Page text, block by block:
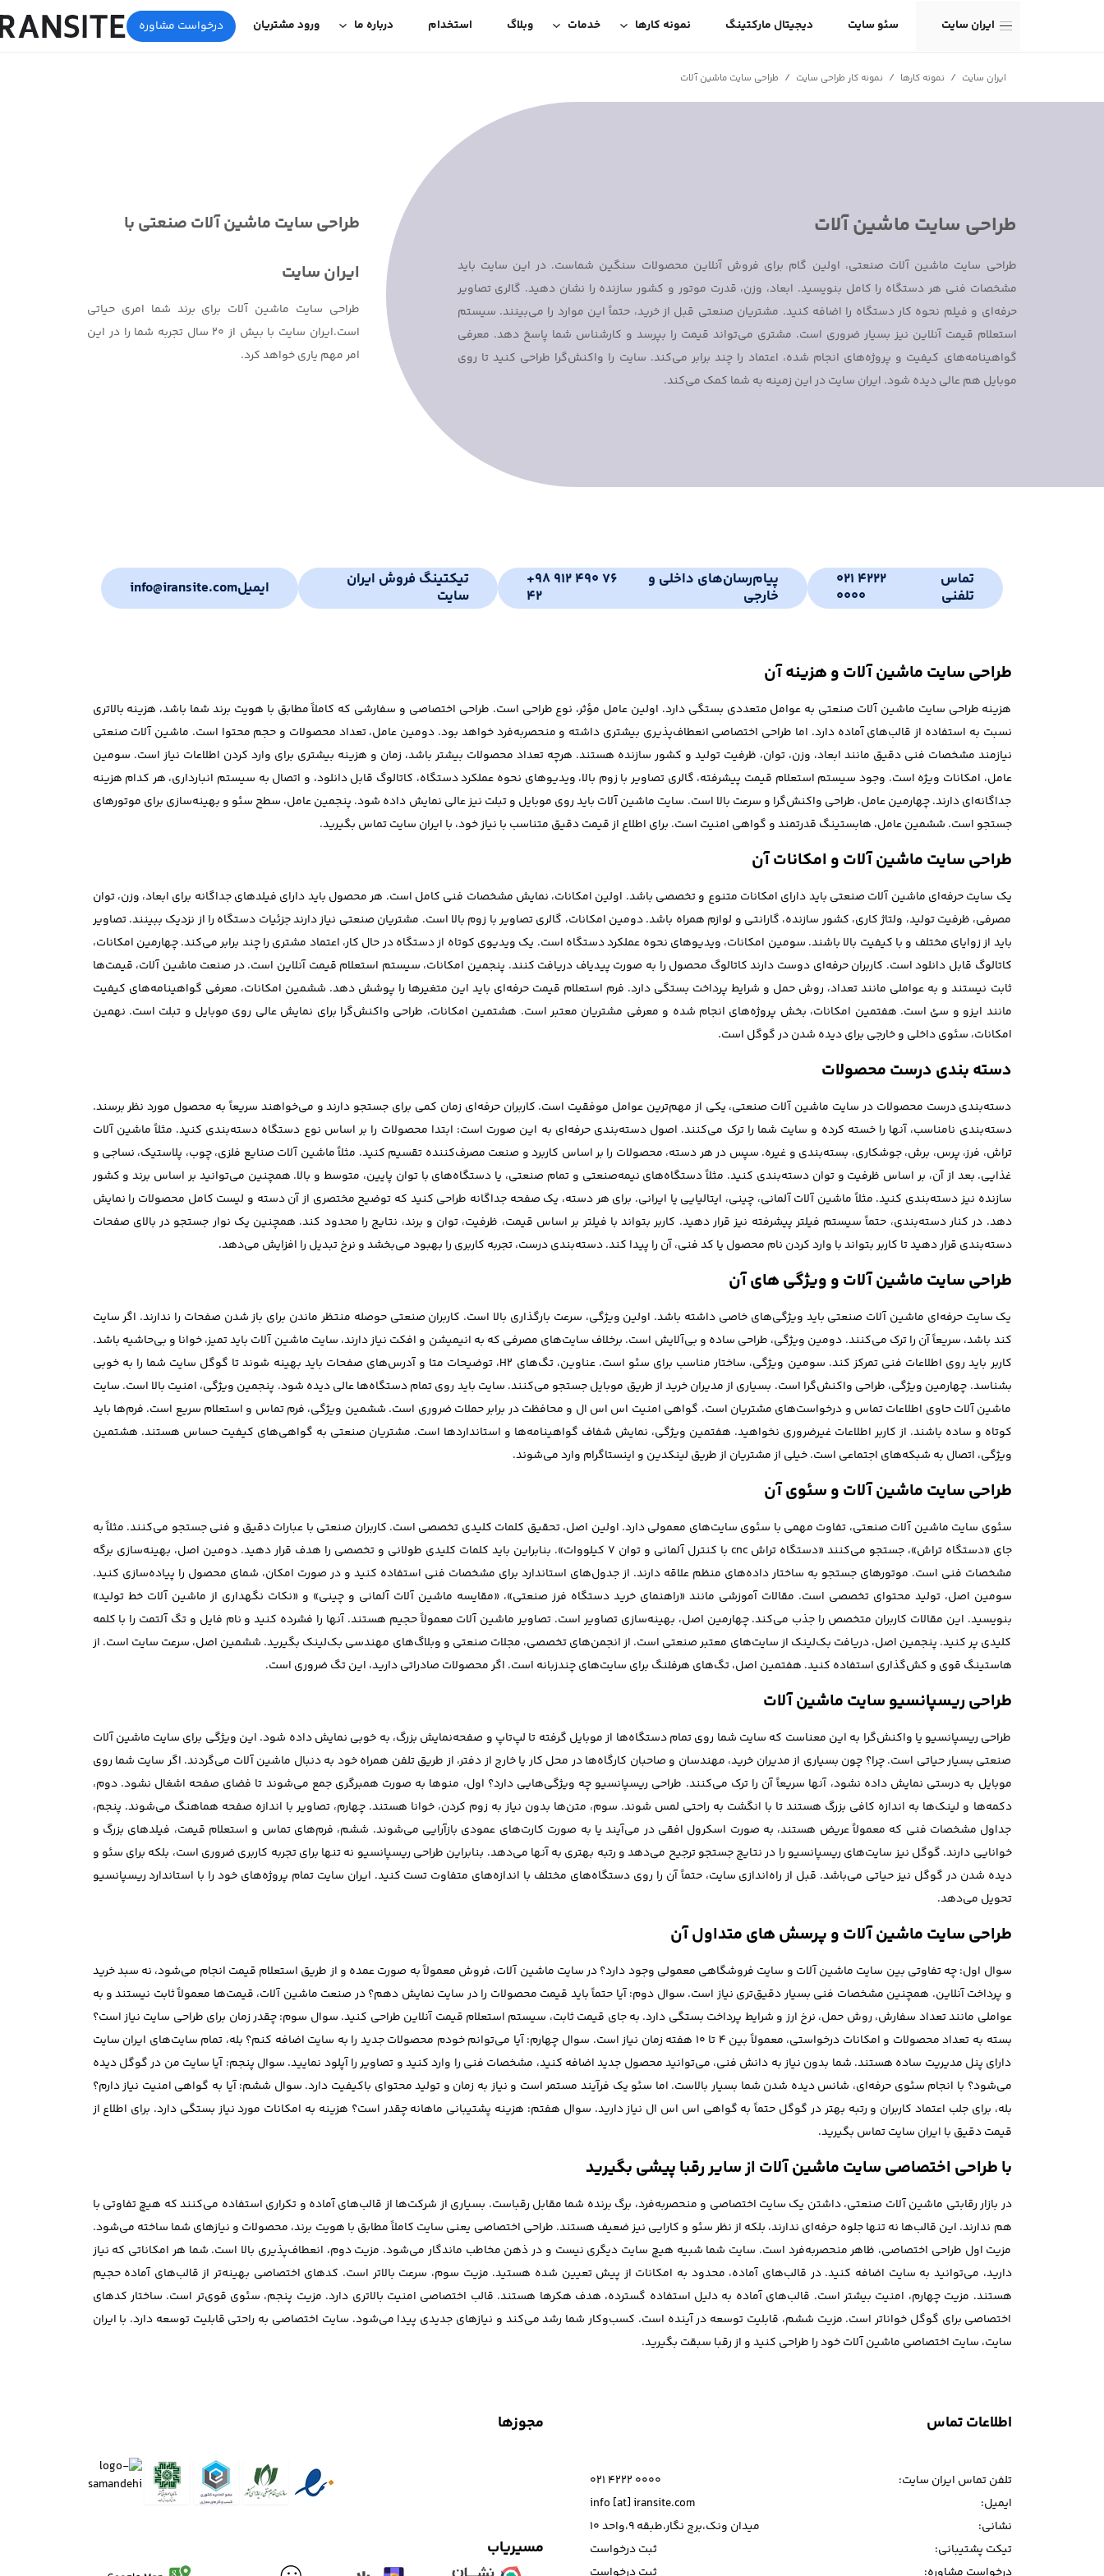
ایران سایت سئو سایت دیجیتال مارکتینگ نمونه کارها خدمات وبلاگ استخدام درباره ما ورود مشتریان درخواست مشاوره
ایران سایت / نمونه کارها / نمونه کار طراحی سایت / طراحی سایت ماشین آلات
طراحی سایت ماشین آلات
طراحی سایت ماشین آلات صنعتی، اولین گام برای فروش آنلاین محصولات سنگین شماست. در این سایت باید
مشخصات فنی هر دستگاه را کامل بنویسید. ابعاد، وزن، قدرت موتور و کشور سازنده را نشان دهید. گالری تصاویر
حرفه‌ای و فیلم نحوه کار دستگاه را اضافه کنید. مشتریان صنعتی قبل از خرید، حتماً این موارد را می‌بینند. سیستم
استعلام قیمت آنلاین نیز بسیار ضروری است. مشتری می‌تواند قیمت را بپرسد و کارشناس شما پاسخ دهد. معرفی
گواهینامه‌های کیفیت و پروژه‌های انجام شده، اعتماد را چند برابر می‌کند. سایت را واکنش‌گرا طراحی کنید تا روی
موبایل هم عالی دیده شود. ایران سایت در این زمینه به شما کمک می‌کند.
طراحی سایت ماشین آلات صنعتی با
ایران سایت
طراحی سایت ماشین آلات برای برند شما امری حیاتی
است.ایران سایت با بیش از 20 سال تجربه شما را در این
امر مهم یاری خواهد کرد.
تماس
تلفنی
021 4222
0000
پیام‌رسان‌های داخلی و
خارجی
+98 912 490 76
42
تیکتینگ فروش ایران
سایت
ایمیلinfo@iransite.com
طراحی سایت ماشین آلات و هزینه آن
هزینه طراحی سایت ماشین آلات صنعتی به عوامل متعددی بستگی دارد. اولین عامل مؤثر، نوع طراحی است. طراحی اختصاصی و سفارشی که کاملاً مطابق با هویت برند شما باشد، هزینه بالاتری
نسبت به استفاده از قالب‌های آماده دارد. اما طراحی اختصاصی انعطاف‌پذیری بیشتری داشته و منحصربه‌فرد خواهد بود. دومین عامل، تعداد محصولات و حجم محتوا است. ماشین آلات صنعتی
نیازمند مشخصات فنی دقیق مانند ابعاد، وزن، توان، ظرفیت تولید و کشور سازنده هستند. هرچه تعداد محصولات بیشتر باشد، زمان و هزینه بیشتری برای وارد کردن اطلاعات نیاز است. سومین
عامل، امکانات ویژه است. وجود سیستم استعلام قیمت پیشرفته، گالری تصاویر با زوم بالا، ویدیوهای نحوه عملکرد دستگاه، کاتالوگ قابل دانلود، و اتصال به سیستم انبارداری، هر کدام هزینه
جداگانه‌ای دارند. چهارمین عامل، طراحی واکنش‌گرا و سرعت بالا است. سایت ماشین آلات باید روی موبایل و تبلت نیز عالی نمایش داده شود. پنجمین عامل، سطح سئو و بهینه‌سازی برای موتورهای
جستجو است. ششمین عامل، هابستینگ قدرتمند و گواهی امنیت است. برای اطلاع از قیمت دقیق متناسب با نیاز خود، با ایران سایت تماس بگیرید.
طراحی سایت ماشین آلات و امکانات آن
یک سایت حرفه‌ای ماشین آلات صنعتی باید دارای امکانات متنوع و تخصصی باشد. اولین امکانات، نمایش مشخصات فنی کامل است. هر محصول باید دارای فیلدهای جداگانه برای ابعاد، وزن، توان
مصرفی، ظرفیت تولید، ولتاژ کاری، کشور سازنده، گارانتی و لوازم همراه باشد. دومین امکانات، گالری تصاویر با زوم بالا است. مشتریان صنعتی نیاز دارند جزئیات دستگاه را از نزدیک ببینند. تصاویر
باید از زوایای مختلف و با کیفیت بالا باشند. سومین امکانات، ویدیوهای نحوه عملکرد دستگاه است. یک ویدیوی کوتاه از دستگاه در حال کار، اعتماد مشتری را چند برابر می‌کند. چهارمین امکانات،
کاتالوگ قابل دانلود است. کاربران حرفه‌ای دوست دارند کاتالوگ محصول را به صورت پیدیاف دریافت کنند. پنجمین امکانات، سیستم استعلام قیمت آنلاین است. در صنعت ماشین آلات، قیمت‌ها
ثابت نیستند و به عواملی مانند تعداد، روش حمل و شرایط پرداخت بستگی دارد. فرم استعلام قیمت حرفه‌ای باید این متغیرها را پوشش دهد. ششمین امکانات، معرفی گواهینامه‌های کیفیت
مانند ایزو و سئ است. هفتمین امکانات، بخش پروژه‌های انجام شده و معرفی مشتریان معتبر است. هشتمین امکانات، طراحی واکنش‌گرا برای نمایش عالی روی موبایل و تبلت است. نهمین
امکانات، سئوی داخلی و خارجی برای دیده شدن در گوگل است.
دسته بندی درست محصولات
دسته‌بندی درست محصولات در سایت ماشین آلات صنعتی، یکی از مهم‌ترین عوامل موفقیت است. کاربران حرفه‌ای زمان کمی برای جستجو دارند و می‌خواهند سریعاً به محصول مورد نظر برسند.
دسته‌بندی نامناسب، آنها را خسته کرده و سایت شما را ترک می‌کنند. اصول دسته‌بندی حرفه‌ای به این صورت است: ابتدا محصولات را بر اساس نوع دستگاه دسته‌بندی کنید. مثلاً ماشین آلات
تراش، فرز، پرس، برش، جوشکاری، بسته‌بندی و غیره. سپس در هر دسته، محصولات را بر اساس کاربرد و صنعت مصرف‌کننده تقسیم کنید. مثلاً ماشین آلات صنایع فلزی، چوب، پلاستیک، نساجی و
غذایی. بعد از آن، بر اساس ظرفیت و توان دسته‌بندی کنید. مثلاً دستگاه‌های نیمه‌صنعتی و تمام صنعتی، یا دستگاه‌های با توان پایین، متوسط و بالا. همچنین می‌توانید بر اساس برند و کشور
سازنده نیز دسته‌بندی کنید. مثلاً ماشین آلات آلمانی، چینی، ایتالیایی یا ایرانی. برای هر دسته، یک صفحه جداگانه طراحی کنید که توضیح مختصری از آن دسته و لیست کامل محصولات را نمایش
دهد. در کنار دسته‌بندی، حتماً سیستم فیلتر پیشرفته نیز قرار دهید. کاربر بتواند با فیلتر بر اساس قیمت، ظرفیت، توان و برند، نتایج را محدود کند. همچنین یک نوار جستجو در بالای صفحات
دسته‌بندی قرار دهید تا کاربر بتواند با وارد کردن نام محصول یا کد فنی، آن را پیدا کند. دسته‌بندی درست، تجربه کاربری را بهبود می‌بخشد و نرخ تبدیل را افزایش می‌دهد.
طراحی سایت ماشین آلات و ویژگی های آن
یک سایت حرفه‌ای ماشین آلات صنعتی باید ویژگی‌های خاصی داشته باشد. اولین ویژگی، سرعت بارگذاری بالا است. کاربران صنعتی حوصله منتظر ماندن برای باز شدن صفحات را ندارند. اگر سایت
کند باشد، سریعاً آن را ترک می‌کنند. دومین ویژگی، طراحی ساده و بی‌آلایش است. برخلاف سایت‌های مصرفی که به انیمیشن و افکت نیاز دارند، سایت ماشین آلات باید تمیز، خوانا و بی‌حاشیه باشد.
کاربر باید روی اطلاعات فنی تمرکز کند. سومین ویژگی، ساختار مناسب برای سئو است. عناوین، تگ‌های H2، توضیحات متا و آدرس‌های صفحات باید بهینه شوند تا گوگل سایت شما را به خوبی
بشناسد. چهارمین ویژگی، طراحی واکنش‌گرا است. بسیاری از مدیران خرید از طریق موبایل جستجو می‌کنند. سایت باید روی تمام دستگاه‌ها عالی دیده شود. پنجمین ویژگی، امنیت بالا است. سایت
ماشین آلات حاوی اطلاعات تماس و درخواست‌های مشتریان است. گواهی امنیت اس اس ال و محافظت در برابر حملات ضروری است. ششمین ویژگی، فرم تماس و استعلام سریع است. فرم‌ها باید
کوتاه و ساده باشند. از کاربر اطلاعات غیرضروری نخواهید. هفتمین ویژگی، نمایش شفاف گواهینامه‌ها و استانداردها است. مشتریان صنعتی به گواهی‌های کیفیت حساس هستند. هشتمین
ویژگی، اتصال به شبکه‌های اجتماعی است. خیلی از مشتریان از طریق لینکدین و اینستاگرام وارد می‌شوند.
طراحی سایت ماشین آلات و سئوی آن
سئوی سایت ماشین آلات صنعتی، تفاوت مهمی با سئوی سایت‌های معمولی دارد. اولین اصل، تحقیق کلمات کلیدی تخصصی است. کاربران صنعتی با عبارات دقیق و فنی جستجو می‌کنند. مثلاً به
جای «دستگاه تراش»، جستجو می‌کنند «دستگاه تراش cnc با کنترل آلمانی و توان ۷ کیلووات». بنابراین باید کلمات کلیدی طولانی و تخصصی را هدف قرار دهید. دومین اصل، بهینه‌سازی برگه
مشخصات فنی است. موتورهای جستجو به ساختار داده‌های منظم علاقه دارند. از جدول‌های استاندارد برای مشخصات فنی استفاده کنید و در صورت امکان، شمای محصول را پیاده‌سازی کنید.
سومین اصل، تولید محتوای تخصصی است. مقالات آموزشی مانند «راهنمای خرید دستگاه فرز صنعتی»، «مقایسه ماشین آلات آلمانی و چینی» و «نکات نگهداری از ماشین آلات خط تولید»
بنویسید. این مقالات کاربران متخصص را جذب می‌کند. چهارمین اصل، بهینه‌سازی تصاویر است. تصاویر ماشین آلات معمولاً حجیم هستند. آنها را فشرده کنید و نام فایل و تگ آلتمت را با کلمه
کلیدی پر کنید. پنجمین اصل، دریافت بک‌لینک از سایت‌های معتبر صنعتی است. از انجمن‌های تخصصی، مجلات صنعتی و وبلاگ‌های مهندسی بک‌لینک بگیرید. ششمین اصل، سرعت سایت است. از
هاستینگ قوی و کش‌گذاری استفاده کنید. هفتمین اصل، تگ‌های هرفلنگ برای سایت‌های چندزبانه است. اگر محصولات صادراتی دارید، این تگ ضروری است.
طراحی ریسپانسیو سایت ماشین آلات
طراحی ریسپانسیو یا واکنش‌گرا به این معناست که سایت شما روی تمام دستگاه‌ها از موبایل گرفته تا لپ‌تاپ و صفحه‌نمایش بزرگ، به خوبی نمایش داده شود. این ویژگی برای سایت ماشین آلات
صنعتی بسیار حیاتی است. چرا؟ چون بسیاری از مدیران خرید، مهندسان و صاحبان کارگاه‌ها در محل کار یا خارج از دفتر، از طریق تلفن همراه خود به دنبال ماشین آلات می‌گردند. اگر سایت شما روی
موبایل به درستی نمایش داده نشود، آنها سریعاً آن را ترک می‌کنند. طراحی ریسپانسیو چه ویژگی‌هایی دارد؟ اول، منوها به صورت همبرگری جمع می‌شوند تا فضای صفحه اشغال نشود. دوم،
دکمه‌ها و لینک‌ها به اندازه کافی بزرگ هستند تا با انگشت به راحتی لمس شوند. سوم، متن‌ها بدون نیاز به زوم کردن، خوانا هستند. چهارم، تصاویر با اندازه صفحه هماهنگ می‌شوند. پنجم،
جداول مشخصات فنی که معمولاً عریض هستند، به صورت اسکرول افقی در می‌آیند یا به صورت کارت‌های عمودی بازآرایی می‌شوند. ششم، فرم‌های تماس و استعلام قیمت، فیلدهای بزرگ و
خوانایی دارند. گوگل نیز سایت‌های ریسپانسیو را در نتایج جستجو ترجیح می‌دهد و رتبه بهتری به آنها می‌دهد. بنابراین طراحی ریسپانسیو نه تنها برای تجربه کاربری ضروری است، بلکه برای سئو و
دیده شدن در گوگل نیز حیاتی می‌باشد. قبل از راه‌اندازی سایت، حتماً آن را روی دستگاه‌های مختلف با اندازه‌های متفاوت تست کنید. ایران سایت تمام پروژه‌های خود را با استاندارد ریسپانسیو
تحویل می‌دهد.
طراحی سایت ماشین آلات و پرسش های متداول آن
سوال اول: چه تفاوتی بین سایت ماشین آلات و سایت فروشگاهی معمولی وجود دارد؟ در سایت ماشین آلات، فروش معمولاً به صورت عمده و از طریق استعلام قیمت انجام می‌شود، نه سبد خرید
و پرداخت آنلاین. همچنین مشخصات فنی بسیار دقیق‌تری نیاز است. سوال دوم: آیا حتماً باید قیمت محصولات را در سایت نمایش دهم؟ در صنعت ماشین آلات، قیمت‌ها معمولاً ثابت نیستند و به
عواملی مانند تعداد سفارش، روش حمل، نرخ ارز و شرایط پرداخت بستگی دارد. به جای قیمت ثابت، سیستم استعلام قیمت آنلاین طراحی کنید. سوال سوم: چقدر زمان برای طراحی سایت نیاز است؟
بسته به تعداد محصولات و امکانات درخواستی، معمولاً بین ۴ تا ۱۰ هفته زمان نیاز است. سوال چهارم: آیا می‌توانم خودم محصولات جدید را به سایت اضافه کنم؟ بله، تمام سایت‌های ایران سایت
دارای پنل مدیریت ساده هستند. شما بدون نیاز به دانش فنی، می‌توانید محصول جدید اضافه کنید، مشخصات فنی را وارد کنید و تصاویر را آپلود نمایید. سوال پنجم: آیا سایت من در گوگل دیده
می‌شود؟ با انجام سئوی حرفه‌ای، شانس دیده شدن شما بسیار بالاست. اما سئو یک فرآیند مستمر است و نیاز به زمان و تولید محتوای باکیفیت دارد. سوال ششم: آیا به گواهی امنیت نیاز دارم؟
بله، برای جلب اعتماد کاربران و رتبه بهتر در گوگل حتماً به گواهی اس اس ال نیاز دارید. سوال هفتم: هزینه پشتیبانی ماهانه چقدر است؟ هزینه به امکانات مورد نیاز بستگی دارد. برای اطلاع از
قیمت دقیق با ایران سایت تماس بگیرید.
با طراحی اختصاصی سایت ماشین آلات از سایر رقبا پیشی بگیرید
در بازار رقابتی ماشین آلات صنعتی، داشتن یک سایت اختصاصی و منحصربه‌فرد، برگ برنده شما مقابل رقباست. بسیاری از شرکت‌ها از قالب‌های آماده و تکراری استفاده می‌کنند که هیچ تفاوتی با
هم ندارند. این قالب‌ها نه تنها جلوه حرفه‌ای ندارند، بلکه از نظر سئو و کارایی نیز ضعیف هستند. طراحی اختصاصی یعنی سایت کاملاً مطابق با هویت برند، محصولات و نیازهای شما ساخته می‌شود.
مزیت اول طراحی اختصاصی، ظاهر منحصربه‌فرد است. سایت شما شبیه هیچ سایت دیگری نیست و در ذهن مخاطب ماندگار می‌شود. مزیت دوم، انعطاف‌پذیری بالا است. شما هر امکاناتی که نیاز
دارید، می‌توانید به سایت اضافه کنید. در قالب‌های آماده، محدود به امکانات از پیش تعیین شده هستید. مزیت سوم، سرعت بالاتر است. کدهای اختصاصی بهینه‌تر از قالب‌های آماده حجیم
هستند. مزیت چهارم، امنیت بیشتر است. قالب‌های آماده به دلیل استفاده گسترده، هدف هکرها هستند. قالب اختصاصی امنیت بالاتری دارد. مزیت پنجم، سئوی قوی‌تر است. ساختار کدهای
اختصاصی برای گوگل خواناتر است. مزیت ششم، قابلیت توسعه در آینده است. کسب‌وکار شما رشد می‌کند و نیازهای جدیدی پیدا می‌شود. سایت اختصاصی به راحتی قابلیت توسعه دارد. با ایران
سایت، سایت اختصاصی ماشین آلات خود را طراحی کنید و از رقبا سبقت بگیرید.
اطلاعات تماس
تلفن تماس ایران سایت:
021 4222 0000
ایمیل:
info [at] iransite.com
نشانی:
میدان ونک،برج نگار،طبقه 9،واحد 10
تیکت پشتیبانی:
ثبت درخواست
مجوزها
مسیریاب